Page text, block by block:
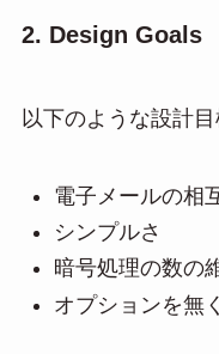
2. Design Goals
以下のような設計
電子メールの相
シンプルさ
暗号処理の数の
オプションを無